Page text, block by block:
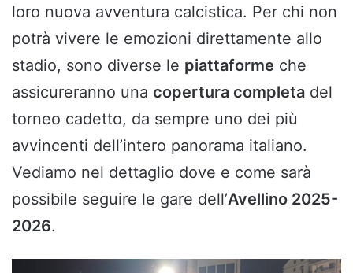
loro nuova avventura calcistica. Per chi non
potrà vivere le emozioni direttamente allo
stadio, sono diverse le piattaforme che
assicureranno una copertura completa del
torneo cadetto, da sempre uno dei più
avvincenti dell’intero panorama italiano.
Vediamo nel dettaglio dove e come sarà
possibile seguire le gare dell’Avellino 2025-
2026.